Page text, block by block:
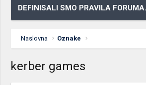
DEFINISALI SMO PRAVILA
Naslovna Oznake
kerber games